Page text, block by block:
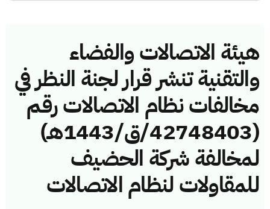
هيئة الاتصالات والفضاء
والتقنية تنشر قرار لجنة النظر في
مخالفات نظام الاتصالات رقم
(42748403/ق/1443هـ)
لمخالفة شركة الحضيف
للمقاولات لنظام الاتصالات